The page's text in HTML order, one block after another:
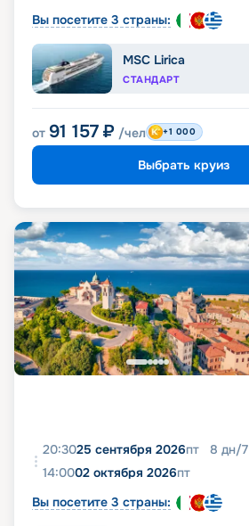
Вы посетите 3 страны:
MSC Lirica
СТАНДАРТ
от 91 157 ₽ /чел +1 000
Выбрать круиз
20:3025 сентября 2026пт 8 дн/7
14:0002 октября 2026пт
Вы посетите 3 страны: